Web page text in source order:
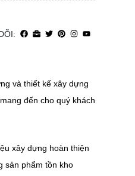
và thiết kế xây dựng
đến cho quý khách
xây dựng hoàn thiện
sản phẩm tồn kho